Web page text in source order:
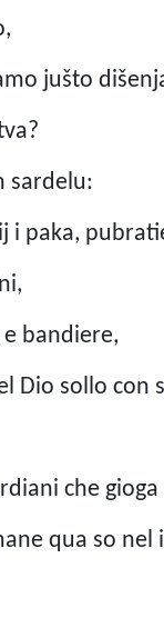
jušto
sardelu:
i paka,
bandiere,
Dio sollo con
che
qua so nel